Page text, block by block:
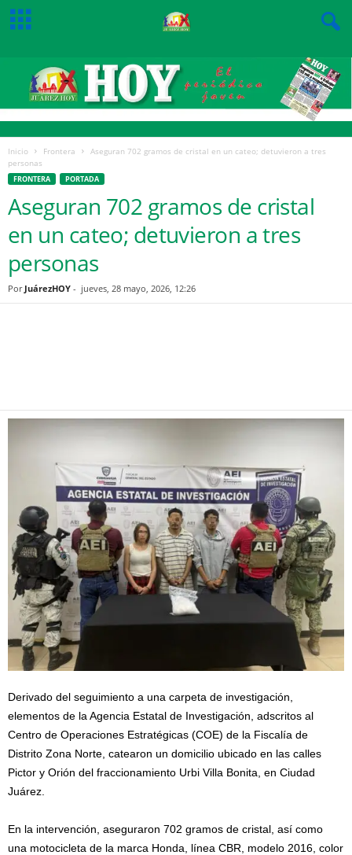
Inicio Frontera
Aseguran 702 gramos de cristal en un cateo; detuvieron a tres
personas
FRONTERA PORTADA
Aseguran 702 gramos de cristal
en un cateo; detuvieron a tres
personas
Por JuárezHOY - jueves, 28 mayo, 2026, 12:26
Derivado del seguimiento a una carpeta de investigación,
elementos de la Agencia Estatal de Investigación, adscritos al
Centro de Operaciones Estratégicas (COE) de la Fiscalía de
Distrito Zona Norte, catearon un domicilio ubicado en las calles
Pictor y Orión del fraccionamiento Urbi Villa Bonita, en Ciudad
Juárez.
En la intervención, aseguraron 702 gramos de cristal, así como
una motocicleta de la marca Honda, línea CBR, modelo 2016, color